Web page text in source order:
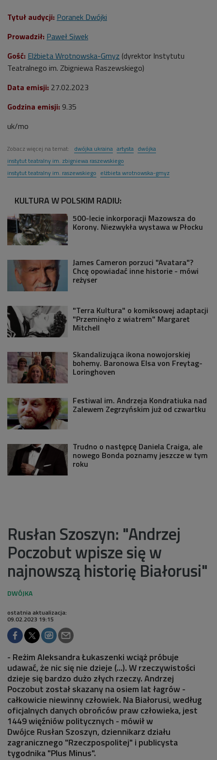
Tytuł audycji: Poranek Dwójki
Prowadził: Paweł Siwek
Gość: Elżbieta Wrotnowska-Gmyz (dyrektor Instytutu
Teatralnego im. Zbigniewa Raszewskiego)
Data emisji: 27.02.2023
Godzina emisji: 9.35
uk/mo
Zobacz więcej na temat: dwójka ukraina artysta dwójka
instytut teatralny im. zbigniewa raszewskiego
instytut teatralny im. raszewskiego elżbieta wrotnowska-gmyz
KULTURA W POLSKIM RADIU:
500-lecie inkorporacji Mazowsza do
Korony. Niezwykła wystawa w Płocku
James Cameron porzuci "Avatara"?
Chcę opowiadać inne historie - mówi
reżyser
"Terra Kultura" o komiksowej adaptacji
"Przeminęło z wiatrem" Margaret
Mitchell
Skandalizująca ikona nowojorskiej
bohemy. Baronowa Elsa von Freytag-
Loringhoven
Festiwal im. Andrzeja Kondratiuka nad
Zalewem Zegrzyńskim już od czwartku
Trudno o następcę Daniela Craiga, ale
nowego Bonda poznamy jeszcze w tym
roku
Rusłan Szoszyn: "Andrzej
Poczobut wpisze się w
najnowszą historię Białorusi"
ostatnia aktualizacja:
09.02.2023 19:15
- Reżim Aleksandra Łukaszenki wciąż próbuje
udawać, że nic się nie dzieje (...). W rzeczywistości
dzieje się bardzo dużo złych rzeczy. Andrzej
Poczobut został skazany na osiem lat łagrów -
całkowicie niewinny człowiek. Na Białorusi, według
oficjalnych danych obrońców praw człowieka, jest
1449 więźniów politycznych - mówił w
Dwójce Rusłan Szoszyn, dziennikarz działu
zagranicznego "Rzeczpospolitej" i publicysta
tygodnika "Plus Minus".